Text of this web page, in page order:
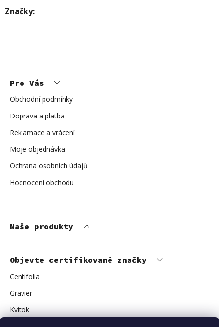
Značky:
Pro Vás
Obchodní podmínky
Doprava a platba
Reklamace a vrácení
Moje objednávka
Ochrana osobních údajů
Hodnocení obchodu
Naše produkty
Objevte certifikované značky
Centifolia
Gravier
Kvitok